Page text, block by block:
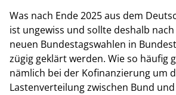
Was nach Ende 2025 aus dem
ist ungewiss und sollte deshalb
neuen Bundestagswahlen in
zügig geklärt werden. Wie so häufig
nämlich bei der Kofinanzierung um
Lastenverteilung zwischen Bund